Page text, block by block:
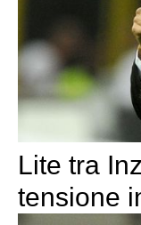
Lite tra
tensione